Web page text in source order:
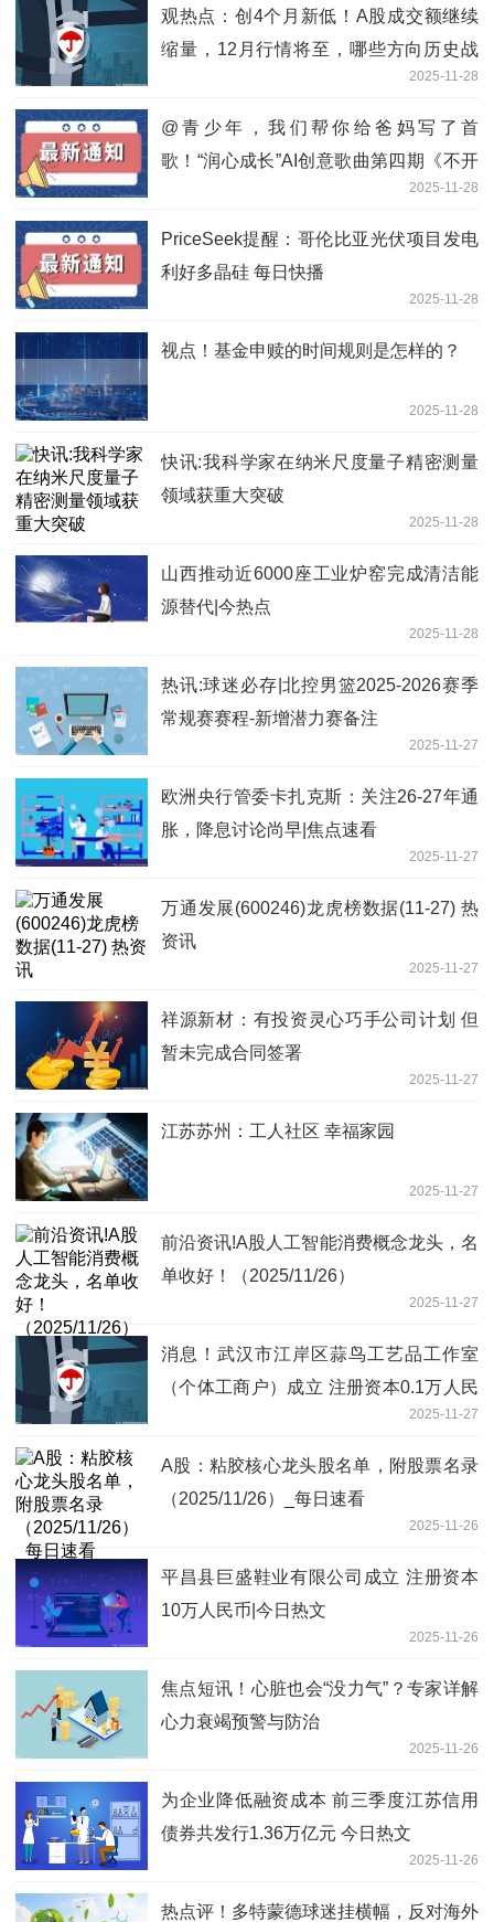
观热点：创4个月新低！A股成交额继续
缩量，12月行情将至，哪些方向历史战
2025-11-28
@青少年，我们帮你给爸妈写了首
歌！“润心成长”AI创意歌曲第四期《不开
2025-11-28
PriceSeek提醒：哥伦比亚光伏项目发电
利好多晶硅 每日快播
2025-11-28
视点！基金申赎的时间规则是怎样的？
2025-11-28
快讯:我科学家在纳米尺度量子精密测量
领域获重大突破
2025-11-28
山西推动近6000座工业炉窑完成清洁能
源替代|今热点
2025-11-28
热讯:球迷必存|北控男篮2025-2026赛季
常规赛赛程-新增潜力赛备注
2025-11-27
欧洲央行管委卡扎克斯：关注26-27年通
胀，降息讨论尚早|焦点速看
2025-11-27
万通发展(600246)龙虎榜数据(11-27) 热
资讯
2025-11-27
祥源新材：有投资灵心巧手公司计划 但
暂未完成合同签署
2025-11-27
江苏苏州：工人社区 幸福家园
2025-11-27
前沿资讯!A股人工智能消费概念龙头，名
单收好！（2025/11/26）
2025-11-27
消息！武汉市江岸区蒜鸟工艺品工作室
（个体工商户）成立 注册资本0.1万人民
2025-11-27
A股：粘胶核心龙头股名单，附股票名录
（2025/11/26）_每日速看
2025-11-26
平昌县巨盛鞋业有限公司成立 注册资本
10万人民币|今日热文
2025-11-26
焦点短讯！心脏也会“没力气”？专家详解
心力衰竭预警与防治
2025-11-26
为企业降低融资成本 前三季度江苏信用
债券共发行1.36万亿元 今日热文
2025-11-26
热点评！多特蒙德球迷挂横幅，反对海外